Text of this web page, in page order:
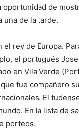
oportunidad de
una de la tarde.
rey de Europa.
el portugués
en Vila Verde
fue compañero
El
En la lista de
porteos.